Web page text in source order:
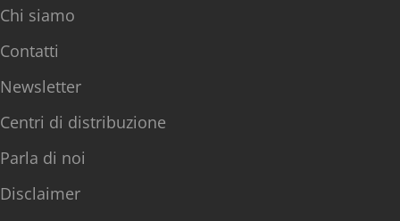
Chi siamo
Contatti
Newsletter
Centri di distribuzione
Parla di noi
Disclaimer